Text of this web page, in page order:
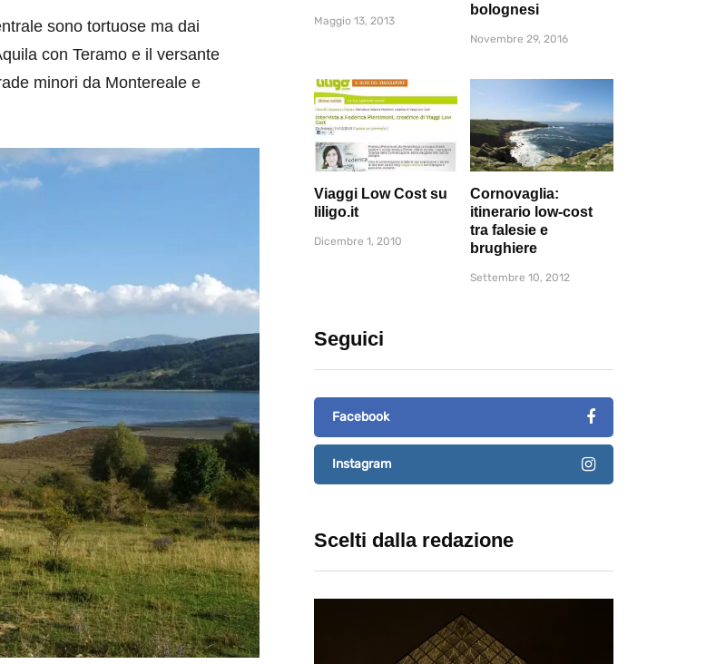
sono tortuose ma dai
con Teramo e il versante
minori da Montereale e
Maggio 13, 2013
bolognesi
Novembre 29, 2016
Viaggi Low Cost su
liligo.it
Dicembre 1, 2010
Cornovaglia:
itinerario low-cost
tra falesie e
brughiere
Settembre 10, 2012
Seguici
Facebook
Instagram
Scelti dalla redazione